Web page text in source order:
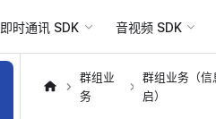
即时通讯 SDK 音视频 SDK
群组业
务
群组业务（信
启）